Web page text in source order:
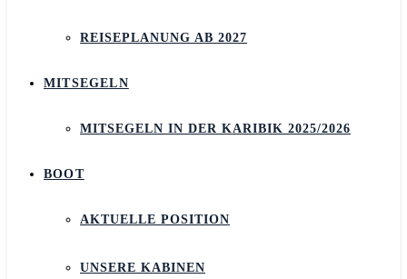
REISEPLANUNG AB 2027
MITSEGELN
MITSEGELN IN DER KARIBIK 2025/2026
BOOT
AKTUELLE POSITION
UNSERE KABINEN